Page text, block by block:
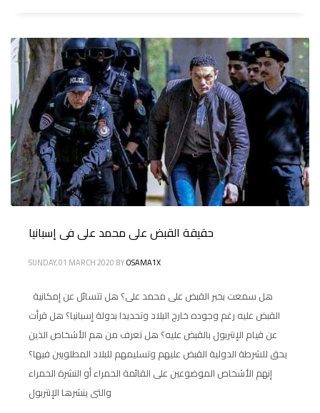
حقيقة القبض على محمد على فى إسبانيا
SUNDAY, 01 MARCH 2020 BYOSAMA1X
القبض عليه رغم وجوده خارج البلاد وتحديدا بدولة إسبانيا؟ هل قرأت
عن قيام الإنتربول بالقبض عليه؟ هل تعرف من هم الأشخاص الذين
يحق للشرطة الدولية القبض عليهم وتسليمهم للبلاد المطلوبين فيها؟
إنهم الأشخاص الموضوعين على القائمة الحمراء أو النشرة الحمراء
والتى ينشرها الإنتربول